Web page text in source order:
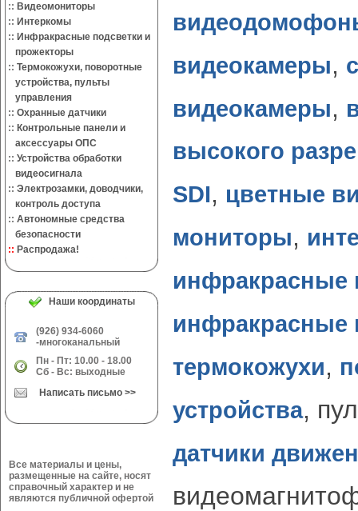
:: Видеомониторы
:: Интеркомы
:: Инфракрасные подсветки и
прожекторы
:: Термокожухи, поворотные
устройства, пульты
управления
:: Охранные датчики
:: Контрольные панели и
аксессуары ОПС
:: Устройства обработки
видеосигнала
:: Электрозамки, доводчики,
контроль доступа
:: Автономные средства
безопасности
:: Распродажа!
Наши координаты
(926) 934-6060
-многоканальный
Пн - Пт: 10.00 - 18.00
Сб - Вс: выходные
Написать письмо >>
Все материалы и цены,
размещенные на сайте, носят
справочный характер и не
являются публичной офертой
видеокамеры,
видеокамеры,
высокого
SDI, цветные
мониторы,
инфракрасные
инфракрасные
термокожухи,
устройства,
датчики